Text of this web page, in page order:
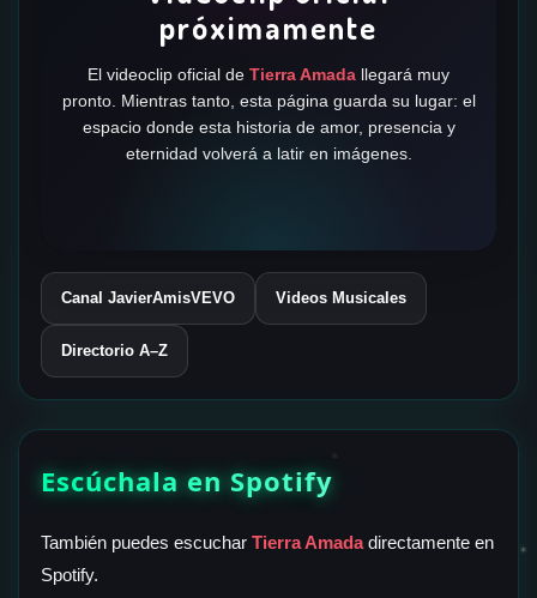
✶
✶
próximamente
El videoclip oficial de Tierra Amada llegará muy
pronto. Mientras tanto, esta página guarda su lugar: el
espacio donde esta historia de amor, presencia y
eternidad volverá a latir en imágenes.
Canal JavierAmisVEVO Videos Musicales
Directorio A–Z
Escúchala en Spotify
También puedes escuchar Tierra Amadadirectamente en
Spotify.